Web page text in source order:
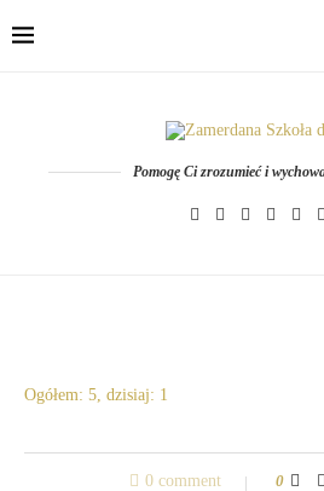
Pomogę Ci zrozumieć i
Ogółem: 5, dzisiaj: 1
0 comment 0